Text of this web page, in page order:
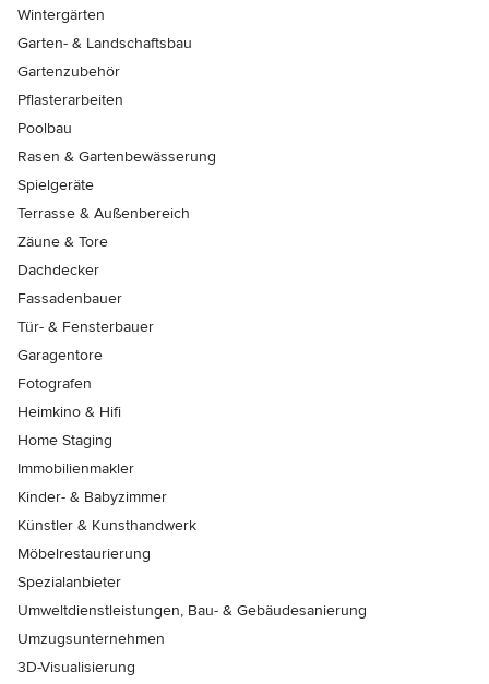
Wintergärten
Garten- & Landschaftsbau
Gartenzubehör
Pflasterarbeiten
Poolbau
Rasen & Gartenbewässerung
Spielgeräte
Terrasse & Außenbereich
Zäune & Tore
Dachdecker
Fassadenbauer
Tür- & Fensterbauer
Garagentore
Fotografen
Heimkino & Hifi
Home Staging
Immobilienmakler
Kinder- & Babyzimmer
Künstler & Kunsthandwerk
Möbelrestaurierung
Spezialanbieter
Umweltdienstleistungen, Bau- & Gebäudesanierung
Umzugsunternehmen
3D-Visualisierung